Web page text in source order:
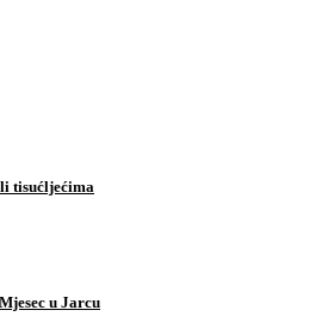
tisućljećima
u Jarcu